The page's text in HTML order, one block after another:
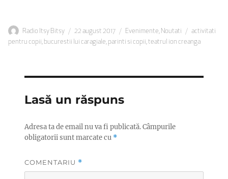
Autor
Radio Itsy Bitsy
Publicat
pe
22 august 2017 Categorii
Evenimente, Noutati Etichete
activitati
pentru copii, bucurestii lui caragiale, parinti si copii,teatrul ion creanga
Lasă un răspuns
Adresa ta de email nu va fi publicată.Câmpurile
obligatorii sunt marcate cu *
COMENTARIU *